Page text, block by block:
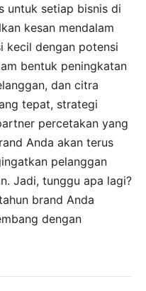
untuk setiap bisnis di
kesan mendalam
kecil dengan potensi
bentuk peningkatan
dan citra
tepat, strategi
percetakan yang
Anda akan terus
pelanggan
Jadi, tunggu apa lagi?
brand Anda
dengan